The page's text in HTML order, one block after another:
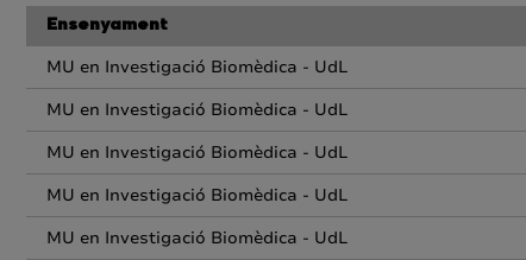
Ensenyament
MU en Investigació Biomèdica - UdL
MU en Investigació Biomèdica - UdL
MU en Investigació Biomèdica - UdL
MU en Investigació Biomèdica - UdL
MU en Investigació Biomèdica - UdL